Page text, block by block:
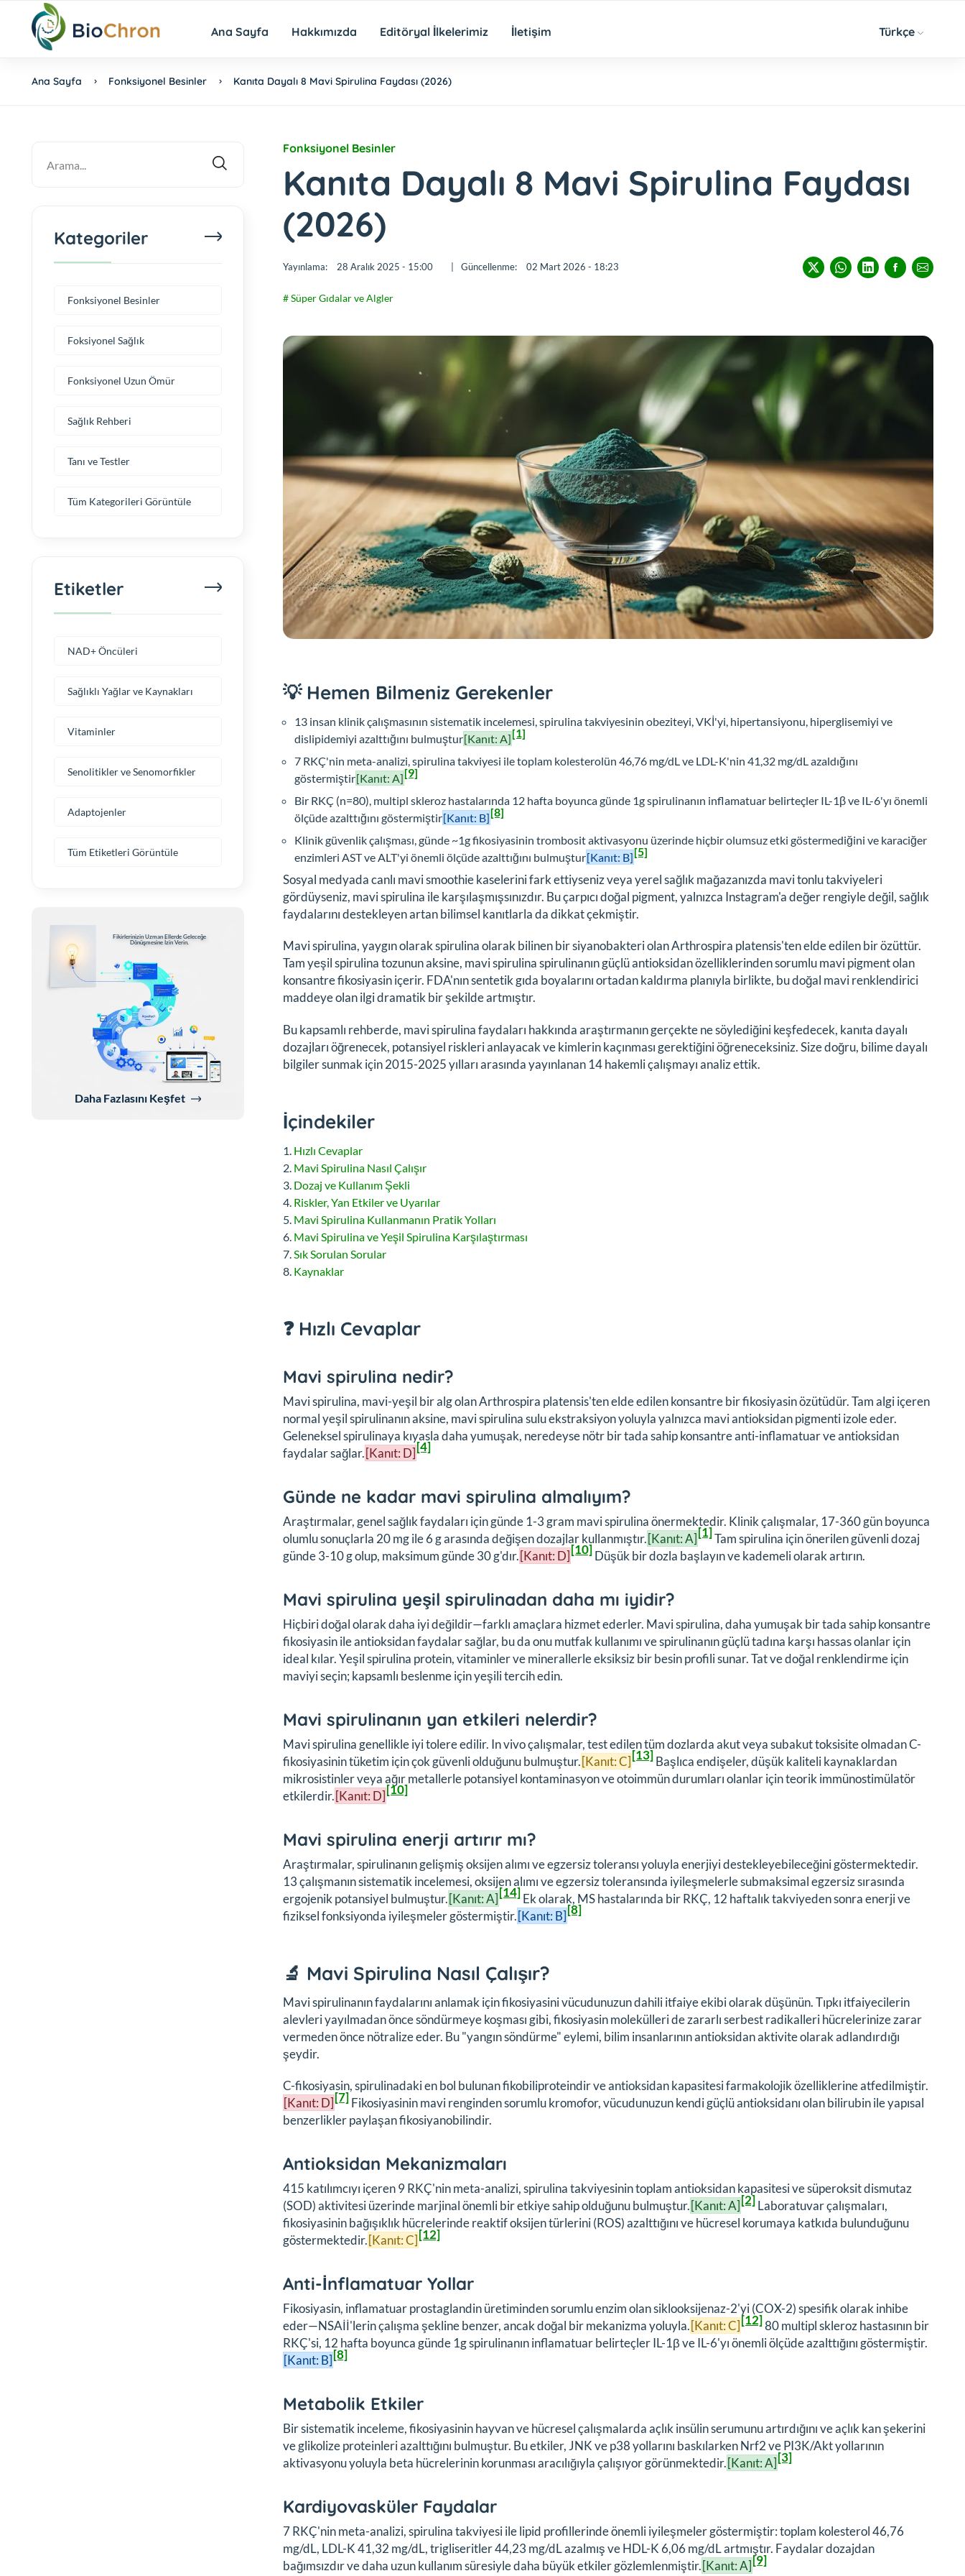
Ana Sayfa Hakkımızda Editöryal İlkelerimiz İletişim Türkçe
Ana Sayfa Fonksiyonel Besinler Kanıta Dayalı 8 Mavi Spirulina Faydası (2026)
Fonksiyonel Besinler
Kanıta Dayalı 8 Mavi Spirulina Faydası
(2026)
Yayınlama: 28 Aralık 2025 - 15:00 Güncellenme: 02 Mart 2026 - 18:23
# Süper Gıdalar ve Algler
💡 Hemen Bilmeniz Gerekenler
13 insan klinik çalışmasının sistematik incelemesi, spirulina takviyesinin obeziteyi, VKİ'yi, hipertansiyonu, hiperglisemiyi ve
dislipidemiyi azalttığını bulmuştur[Kanıt: A][1]
7 RKÇ'nin meta-analizi, spirulina takviyesi ile toplam kolesterolün 46,76 mg/dL ve LDL-K'nin 41,32 mg/dL azaldığını
göstermiştir[Kanıt: A][9]
Bir RKÇ (n=80), multipl skleroz hastalarında 12 hafta boyunca günde 1g spirulinanın inflamatuar belirteçler IL-1β ve IL-6'yı önemli
ölçüde azalttığını göstermiştir[Kanıt: B][8]
Klinik güvenlik çalışması, günde ~1g fikosiyasinin trombosit aktivasyonu üzerinde hiçbir olumsuz etki göstermediğini ve karaciğer
enzimleri AST ve ALT'yi önemli ölçüde azalttığını bulmuştur[Kanıt: B][5]
Sosyal medyada canlı mavi smoothie kaselerini fark ettiyseniz veya yerel sağlık mağazanızda mavi tonlu takviyeleri
gördüyseniz, mavi spirulina ile karşılaşmışsınızdır. Bu çarpıcı doğal pigment, yalnızca Instagram'a değer rengiyle değil, sağlık
faydalarını destekleyen artan bilimsel kanıtlarla da dikkat çekmiştir.
Mavi spirulina, yaygın olarak spirulina olarak bilinen bir siyanobakteri olanArthrospira platensis'ten elde edilen bir özüttür.
Tam yeşil spirulina tozunun aksine, mavi spirulina spirulinanın güçlü antioksidan özelliklerinden sorumlu mavi pigment olan
konsantre fikosiyasin içerir. FDA'nın sentetik gıda boyalarını ortadan kaldırma planıyla birlikte, bu doğal mavi renklendirici
maddeye olan ilgi dramatik bir şekilde artmıştır.
Bu kapsamlı rehberde, mavi spirulina faydaları hakkında araştırmanın gerçekte ne söylediğini keşfedecek, kanıta dayalı
dozajları öğrenecek, potansiyel riskleri anlayacak ve kimlerin kaçınması gerektiğini öğreneceksiniz. Size doğru, bilime dayalı
bilgiler sunmak için 2015-2025 yılları arasında yayınlanan 14 hakemli çalışmayı analiz ettik.
İçindekiler
Hızlı Cevaplar
Mavi Spirulina Nasıl Çalışır
Dozaj ve Kullanım Şekli
Riskler, Yan Etkiler ve Uyarılar
Mavi Spirulina Kullanmanın Pratik Yolları
Mavi Spirulina ve Yeşil Spirulina Karşılaştırması
Sık Sorulan Sorular
Kaynaklar
❓ Hızlı Cevaplar
Mavi spirulina nedir?
Mavi spirulina, mavi-yeşil bir alg olanArthrospira platensis'ten elde edilen konsantre bir fikosiyasin özütüdür. Tam algi içeren
normal yeşil spirulinanın aksine, mavi spirulina sulu ekstraksiyon yoluyla yalnızca mavi antioksidan pigmenti izole eder.
Geleneksel spirulinaya kıyasla daha yumuşak, neredeyse nötr bir tada sahip konsantre anti-inflamatuar ve antioksidan
faydalar sağlar.[Kanıt: D][4]
Günde ne kadar mavi spirulina almalıyım?
Araştırmalar, genel sağlık faydaları için günde 1-3 gram mavi spirulina önermektedir. Klinik çalışmalar, 17-360 gün boyunca
olumlu sonuçlarla 20 mg ile 6 g arasında değişen dozajlar kullanmıştır.[Kanıt: A][1]Tam spirulina için önerilen güvenli dozaj
günde 3-10 g olup, maksimum günde 30 g'dır.[Kanıt: D][10]Düşük bir dozla başlayın ve kademeli olarak artırın.
Mavi spirulina yeşil spirulinadan daha mı iyidir?
Hiçbiri doğal olarak daha iyi değildir—farklı amaçlara hizmet ederler. Mavi spirulina, daha yumuşak bir tada sahip konsantre
fikosiyasin ile antioksidan faydalar sağlar, bu da onu mutfak kullanımı ve spirulinanın güçlü tadına karşı hassas olanlar için
ideal kılar. Yeşil spirulina protein, vitaminler ve minerallerle eksiksiz bir besin profili sunar. Tat ve doğal renklendirme için
maviyi seçin; kapsamlı beslenme için yeşili tercih edin.
Mavi spirulinanın yan etkileri nelerdir?
Mavi spirulina genellikle iyi tolere edilir. In vivo çalışmalar, test edilen tüm dozlarda akut veya subakut toksisite olmadan C-
fikosiyasinin tüketim için çok güvenli olduğunu bulmuştur.[Kanıt: C][13]Başlıca endişeler, düşük kaliteli kaynaklardan
mikrosistinler veya ağır metallerle potansiyel kontaminasyon ve otoimmün durumları olanlar için teorik immünostimülatör
etkilerdir.[Kanıt: D][10]
Mavi spirulina enerji artırır mı?
Araştırmalar, spirulinanın gelişmiş oksijen alımı ve egzersiz toleransı yoluyla enerjiyi destekleyebileceğini göstermektedir.
13 çalışmanın sistematik incelemesi, oksijen alımı ve egzersiz toleransında iyileşmelerle submaksimal egzersiz sırasında
ergojenik potansiyel bulmuştur.[Kanıt: A][14]Ek olarak, MS hastalarında bir RKÇ, 12 haftalık takviyeden sonra enerji ve
fiziksel fonksiyonda iyileşmeler göstermiştir.[Kanıt: B][8]
🔬 Mavi Spirulina Nasıl Çalışır?
Mavi spirulinanın faydalarını anlamak için fikosiyasini vücudunuzun dahili itfaiye ekibi olarak düşünün. Tıpkı itfaiyecilerin
alevleri yayılmadan önce söndürmeye koşması gibi, fikosiyasin molekülleri de zararlı serbest radikalleri hücrelerinize zarar
vermeden önce nötralize eder. Bu "yangın söndürme" eylemi, bilim insanlarının antioksidan aktivite olarak adlandırdığı
şeydir.
C-fikosiyasin, spirulinadaki en bol bulunan fikobiliproteindir ve antioksidan kapasitesi farmakolojik özelliklerine atfedilmiştir.
[Kanıt: D][7]Fikosiyasinin mavi renginden sorumlu kromofor, vücudunuzun kendi güçlü antioksidanı olan bilirubin ile yapısal
benzerlikler paylaşan fikosiyanobilindir.
Antioksidan Mekanizmaları
415 katılımcıyı içeren 9 RKÇ'nin meta-analizi, spirulina takviyesinin toplam antioksidan kapasitesi ve süperoksit dismutaz
(SOD) aktivitesi üzerinde marjinal önemli bir etkiye sahip olduğunu bulmuştur.[Kanıt: A][2]Laboratuvar çalışmaları,
fikosiyasinin bağışıklık hücrelerinde reaktif oksijen türlerini (ROS) azalttığını ve hücresel korumaya katkıda bulunduğunu
göstermektedir.[Kanıt: C][12]
Anti-İnflamatuar Yollar
Fikosiyasin, inflamatuar prostaglandin üretiminden sorumlu enzim olan siklooksijenaz-2'yi (COX-2) spesifik olarak inhibe
eder—NSAİİ'lerin çalışma şekline benzer, ancak doğal bir mekanizma yoluyla.[Kanıt: C][12]80 multipl skleroz hastasının bir
RKÇ'si, 12 hafta boyunca günde 1g spirulinanın inflamatuar belirteçler IL-1β ve IL-6'yı önemli ölçüde azalttığını göstermiştir.
[Kanıt: B][8]
Metabolik Etkiler
Bir sistematik inceleme, fikosiyasinin hayvan ve hücresel çalışmalarda açlık insülin serumunu artırdığını ve açlık kan şekerini
ve glikolize proteinleri azalttığını bulmuştur. Bu etkiler, JNK ve p38 yollarını baskılarken Nrf2 ve PI3K/Akt yollarının
aktivasyonu yoluyla beta hücrelerinin korunması aracılığıyla çalışıyor görünmektedir.[Kanıt: A][3]
Kardiyovasküler Faydalar
7 RKÇ'nin meta-analizi, spirulina takviyesi ile lipid profillerinde önemli iyileşmeler göstermiştir: toplam kolesterol 46,76
mg/dL, LDL-K 41,32 mg/dL, trigliseritler 44,23 mg/dL azalmış ve HDL-K 6,06 mg/dL artmıştır. Faydalar dozajdan
bağımsızdır ve daha uzun kullanım süresiyle daha büyük etkiler gözlemlenmiştir.[Kanıt: A][9]
Kategoriler
Fonksiyonel Besinler
Foksiyonel Sağlık
Fonksiyonel Uzun Ömür
Sağlık Rehberi
Tanı ve Testler
Tüm Kategorileri Görüntüle
Etiketler
NAD+ Öncüleri
Sağlıklı Yağlar ve Kaynakları
Vitaminler
Senolitikler ve Senomorfikler
Adaptojenler
Tüm Etiketleri Görüntüle
Fikirlerinizin Uzman Ellerde Geleceğe
Dönüşmesine İzin Verin.
Daha Fazlasını Keşfet